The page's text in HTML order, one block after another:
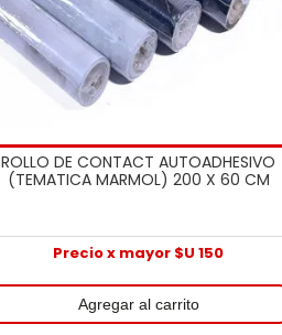
ROLLO DE CONTACT AUTOADHESIVO
(TEMATICA MARMOL) 200 X 60 CM
Precio x mayor $U 150